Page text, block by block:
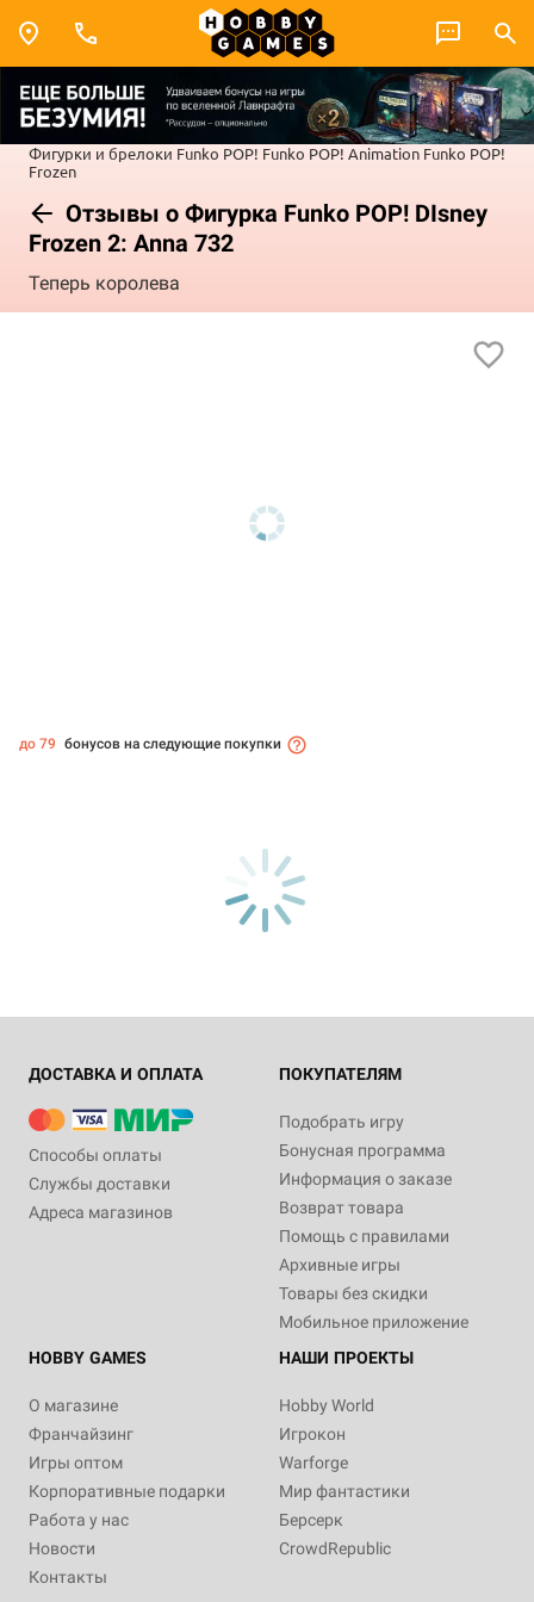
Фигурки и брелоки Funko POP! Funko POP! Animation Funko POP!
Frozen
Отзывы о Фигурка Funko POP! DIsney
Frozen 2: Anna 732
Теперь королева
до 79 бонусов на следующие покупки
ДОСТАВКА И ОПЛАТА
Способы оплаты
Службы доставки
Адреса магазинов
ПОКУПАТЕЛЯМ
Подобрать игру
Бонусная программа
Информация о заказе
Возврат товара
Помощь с правилами
Архивные игры
Товары без скидки
Мобильное приложение
HOBBY GAMES
О магазине
Франчайзинг
Игры оптом
Корпоративные подарки
Работа у нас
Новости
Контакты
НАШИ ПРОЕКТЫ
Hobby World
Игрокон
Warforge
Мир фантастики
Берсерк
CrowdRepublic